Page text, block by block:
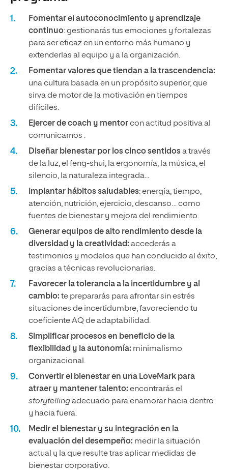
Fomentar el autoconocimiento y aprendizaje
continuo: gestionarás tus emociones y fortalezas
para ser eficaz en un entorno más humano y
extenderlas al equipo y a la organización.
Fomentar valores que tiendan a la trascendencia:
una cultura basada en un propósito superior, que
sirva de motor de la motivación en tiempos
difíciles.
Ejercer de coach y mentorcon actitud positiva al
comunicarnos .
Diseñar bienestar por los cinco sentidosa través
de la luz, el feng-shui, la ergonomía, la música, el
silencio, la naturaleza integrada...
Implantar hábitos saludables: energía, tiempo,
atención, nutrición, ejercicio, descanso… como
fuentes de bienestar y mejora del rendimiento.
Generar equipos de alto rendimiento desde la
diversidad y la creatividad: accederás a
testimonios y modelos que han conducido al éxito,
gracias a técnicas revolucionarias.
Favorecer la tolerancia a la incertidumbre y al
cambio: te prepararás para afrontar sin estrés
situaciones de incertidumbre, favoreciendo tu
coeficiente AQ de adaptabilidad.
Simplificar procesos en beneficio de la
flexibilidad y la autonomía: minimalismo
organizacional.
Convertir el bienestar en una LoveMark para
atraer y mantener talento: encontrarás el
storytellingadecuado para enamorar hacia dentro
y hacia fuera.
Medir el bienestar y su integración en la
evaluación del desempeño: medir la situación
actual y la que resulte tras aplicar medidas de
bienestar corporativo.